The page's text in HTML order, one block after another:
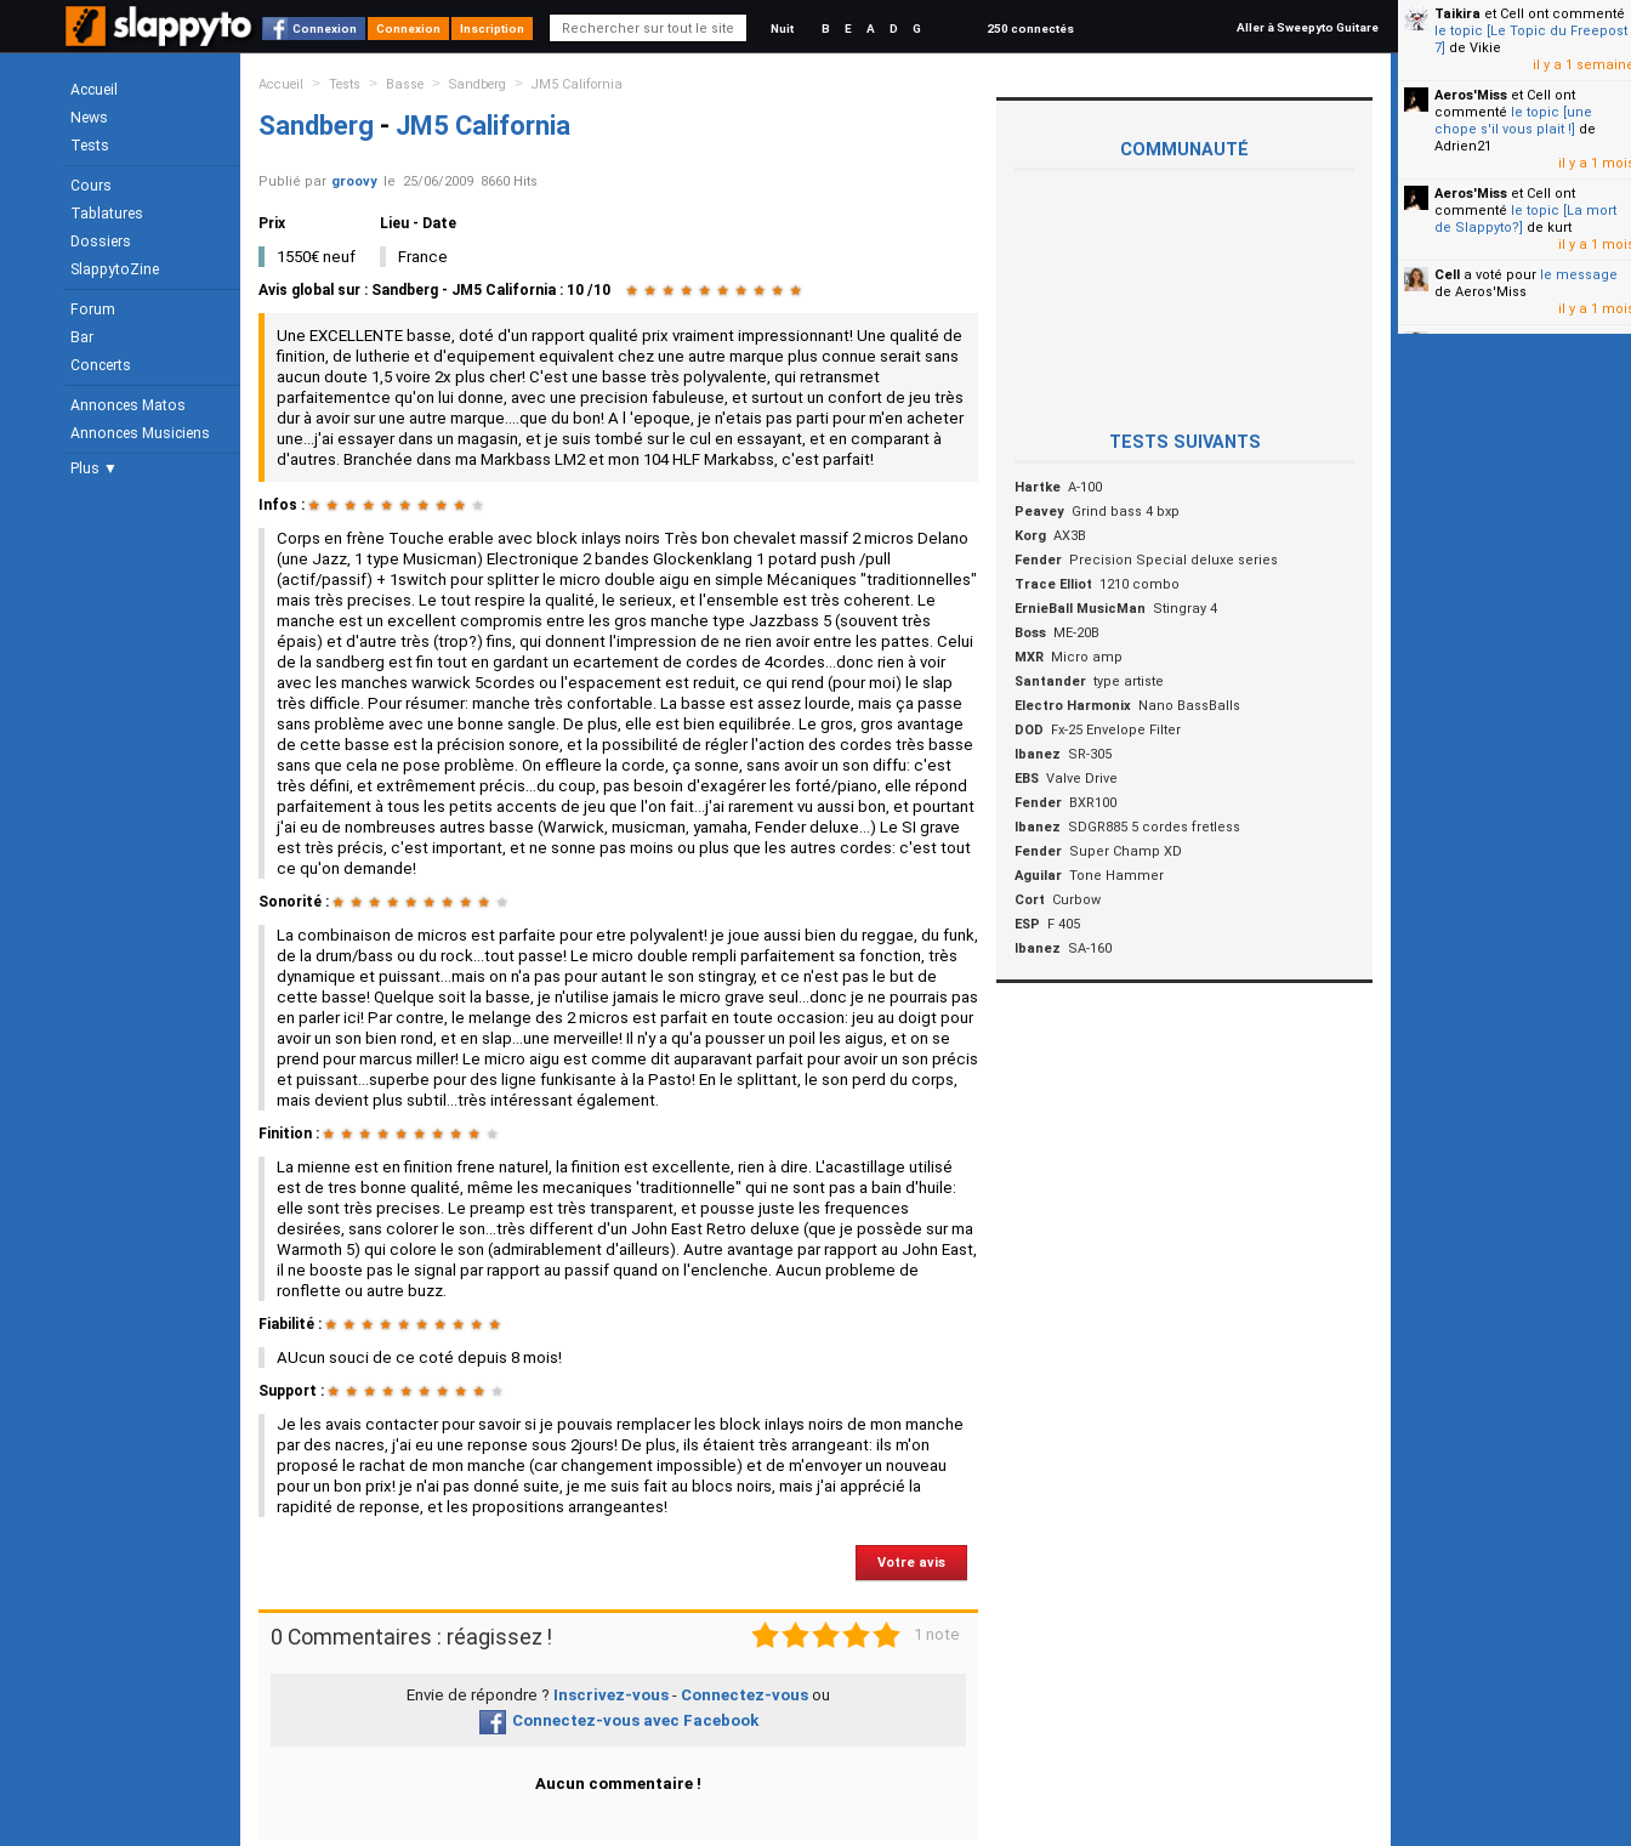
Connexion Connexion Inscription Nuit B E A D G 250 connectés Aller à Sweepyto Guitare
Accueil
News
Tests
Cours
Tablatures
Dossiers
SlappytoZine
Forum
Bar
Concerts
Annonces Matos
Annonces Musiciens
Plus ▼
Accueil > Tests > Basse > Sandberg > JM5 California
Sandberg - JM5 California
Publié par groovy le 25/06/2009 8660 Hits
Prix
1550€ neuf
Lieu - Date
France
Avis global sur : Sandberg - JM5 California : 10 /10 ★ ★ ★ ★ ★ ★ ★ ★ ★ ★
Une EXCELLENTE basse, doté d'un rapport qualité prix vraiment impressionnant! Une qualité de
finition, de lutherie et d'equipement equivalent chez une autre marque plus connue serait sans
aucun doute 1,5 voire 2x plus cher! C'est une basse très polyvalente, qui retransmet
parfaitementce qu'on lui donne, avec une precision fabuleuse, et surtout un confort de jeu très
dur à avoir sur une autre marque....que du bon! A l 'epoque, je n'etais pas parti pour m'en acheter
une...j'ai essayer dans un magasin, et je suis tombé sur le cul en essayant, et en comparant à
d'autres. Branchée dans ma Markbass LM2 et mon 104 HLF Markabss, c'est parfait!
Infos : ★ ★ ★ ★ ★ ★ ★ ★ ★ ★
Corps en frène Touche erable avec block inlays noirs Très bon chevalet massif 2 micros Delano
(une Jazz, 1 type Musicman) Electronique 2 bandes Glockenklang 1 potard push /pull
(actif/passif) + 1switch pour splitter le micro double aigu en simple Mécaniques "traditionnelles"
mais très precises. Le tout respire la qualité, le serieux, et l'ensemble est très coherent. Le
manche est un excellent compromis entre les gros manche type Jazzbass 5 (souvent très
épais) et d'autre très (trop?) fins, qui donnent l'impression de ne rien avoir entre les pattes. Celui
de la sandberg est fin tout en gardant un ecartement de cordes de 4cordes...donc rien à voir
avec les manches warwick 5cordes ou l'espacement est reduit, ce qui rend (pour moi) le slap
très difficle. Pour résumer: manche très confortable. La basse est assez lourde, mais ça passe
sans problème avec une bonne sangle. De plus, elle est bien equilibrée. Le gros, gros avantage
de cette basse est la précision sonore, et la possibilité de régler l'action des cordes très basse
sans que cela ne pose problème. On effleure la corde, ça sonne, sans avoir un son diffu: c'est
très défini, et extrêmement précis...du coup, pas besoin d'exagérer les forté/piano, elle répond
parfaitement à tous les petits accents de jeu que l'on fait...j'ai rarement vu aussi bon, et pourtant
j'ai eu de nombreuses autres basse (Warwick, musicman, yamaha, Fender deluxe...) Le SI grave
est très précis, c'est important, et ne sonne pas moins ou plus que les autres cordes: c'est tout
ce qu'on demande!
Sonorité : ★ ★ ★ ★ ★ ★ ★ ★ ★ ★
La combinaison de micros est parfaite pour etre polyvalent! je joue aussi bien du reggae, du funk,
de la drum/bass ou du rock...tout passe! Le micro double rempli parfaitement sa fonction, très
dynamique et puissant...mais on n'a pas pour autant le son stingray, et ce n'est pas le but de
cette basse! Quelque soit la basse, je n'utilise jamais le micro grave seul...donc je ne pourrais pas
en parler ici! Par contre, le melange des 2 micros est parfait en toute occasion: jeu au doigt pour
avoir un son bien rond, et en slap...une merveille! Il n'y a qu'a pousser un poil les aigus, et on se
prend pour marcus miller! Le micro aigu est comme dit auparavant parfait pour avoir un son précis
et puissant...superbe pour des ligne funkisante à la Pasto! En le splittant, le son perd du corps,
mais devient plus subtil...très intéressant également.
Finition : ★ ★ ★ ★ ★ ★ ★ ★ ★ ★
La mienne est en finition frene naturel, la finition est excellente, rien à dire. L'acastillage utilisé
est de tres bonne qualité, même les mecaniques 'traditionnelle" qui ne sont pas a bain d'huile:
elle sont très precises. Le preamp est très transparent, et pousse juste les frequences
desirées, sans colorer le son...très different d'un John East Retro deluxe (que je possède sur ma
Warmoth 5) qui colore le son (admirablement d'ailleurs). Autre avantage par rapport au John East,
il ne booste pas le signal par rapport au passif quand on l'enclenche. Aucun probleme de
ronflette ou autre buzz.
Fiabilité : ★ ★ ★ ★ ★ ★ ★ ★ ★ ★
AUcun souci de ce coté depuis 8 mois!
Support : ★ ★ ★ ★ ★ ★ ★ ★ ★ ★
Je les avais contacter pour savoir si je pouvais remplacer les block inlays noirs de mon manche
par des nacres, j'ai eu une reponse sous 2jours! De plus, ils étaient très arrangeant: ils m'on
proposé le rachat de mon manche (car changement impossible) et de m'envoyer un nouveau
pour un bon prix! je n'ai pas donné suite, je me suis fait au blocs noirs, mais j'ai apprécié la
rapidité de reponse, et les propositions arrangeantes!
Votre avis
0 Commentaires : réagissez ! 1 2 3 4 5 1 note
Envie de répondre ? Inscrivez-vous - Connectez-vous ou
Connectez-vous avec Facebook
Aucun commentaire !
COMMUNAUTÉ
TESTS SUIVANTS
Hartke A-100
Peavey Grind bass 4 bxp
Korg AX3B
Fender Precision Special deluxe series
Trace Elliot
1210 combo
ErnieBall MusicMan
Stingray 4
Boss ME-20B
MXR Micro amp
Santander type artiste
Electro Harmonix Nano BassBalls
DOD
Fx-25 Envelope Filter
Ibanez
SR-305
EBS Valve Drive
Fender BXR100
Ibanez
SDGR885 5 cordes fretless
Fender Super Champ XD
Aguilar Tone Hammer
Cort
Curbow
ESP
F 405
Ibanez
SA-160
Taikira et Cell ont commenté
le topic [Le Topic du Freepost
7] de Vikie
il y a 1
Aeros'Miss et Cell ont
commenté le topic [une
chope s'il vous plait !] de
Adrien21
il y a 1
Aeros'Miss et Cell ont
commenté le topic [La mort
de Slappyto?] de kurt
il y a 1
Cell a voté pour le message
de Aeros'Miss
il y a 1
Cella voté pourle message